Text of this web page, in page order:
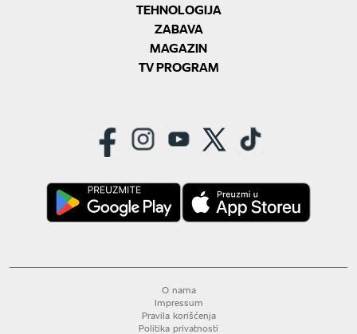
TEHNOLOGIJA
ZABAVA
MAGAZIN
TV PROGRAM
O nama
Impressum
Pravila korišćenja
Politika privatnosti